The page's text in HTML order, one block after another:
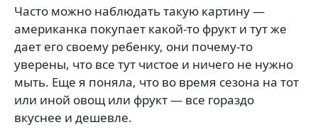
Часто можно наблюдать такую картину —
американка покупает какой-то фрукт и тут же
дает его своему ребенку, они почему-то
уверены, что все тут чистое и ничего не нужно
мыть. Еще я поняла, что во время сезона на тот
или иной овощ или фрукт — все гораздо
вкуснее и дешевле.